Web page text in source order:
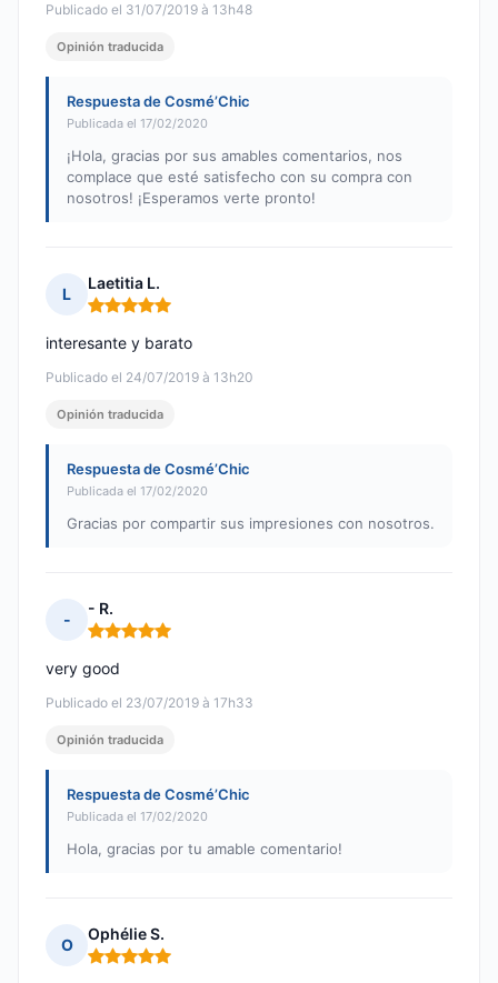
Publicado el 31/07/2019 à 13h48
Opinión traducida
Respuesta de Cosmé’Chic
Publicada el 17/02/2020
¡Hola, gracias por sus amables comentarios, nos
complace que esté satisfecho con su compra con
nosotros! ¡Esperamos verte pronto!
L
Laetitia L.
Nota: 5 de 5
Publicado el 24/07/2019 à 13h20
interesante y barato
Opinión traducida
Respuesta de Cosmé’Chic
Publicada el 17/02/2020
Gracias por compartir sus impresiones con nosotros.
-
- R.
Nota: 5 de 5
Publicado el 23/07/2019 à 17h33
very good
Opinión traducida
Respuesta de Cosmé’Chic
Publicada el 17/02/2020
Hola, gracias por tu amable comentario!
O
Ophélie S.
Nota: 5 de 5